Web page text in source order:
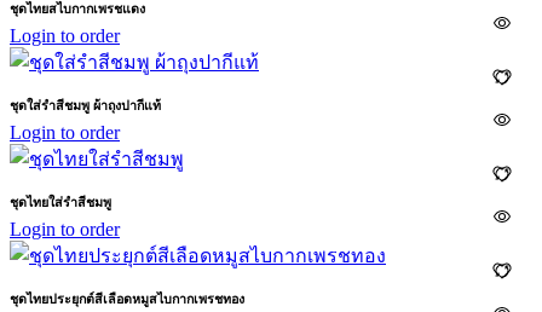
ชุดไทยสไบกากเพรชแดง
Login to order
ชุดใส่รำสีชมพู ผ้าถุงปากีแท้
Login to order
ชุดไทยใส่รำสีชมพู
Login to order
ชุดไทยประยุกต์สีเลือดหมูสไบกากเพรชทอง